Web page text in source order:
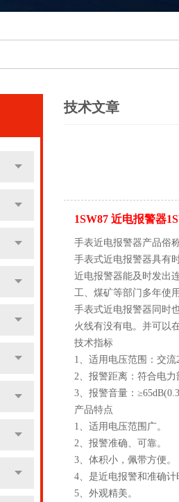
技术文章
1SW87 近电报警器
手表近电报警器产品俗
手表式近电报警器具有
近电报警器能及时发出
工、煤矿等部门多年使
手表式近电报警器同时
火线有没有电。并可以
技术指标
1、适用电压范围：交流
2、报警距离：符合电
3、报警音量：
产品特点
1、适用电压范围广。
2、报警准确、可靠。
3、体积小，佩带方便。
4、是近电报警和准确
5、外观精美。